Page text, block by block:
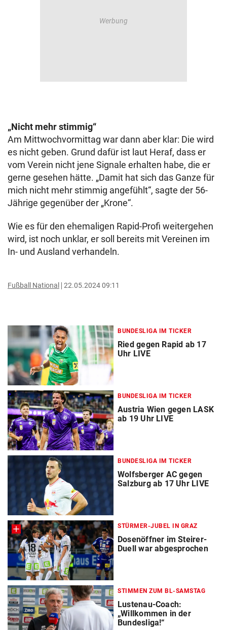
„Nicht mehr stimmig“
Am Mittwochvormittag war dann aber klar: Die wird
es nicht geben. Grund dafür ist laut Heraf, dass er
vom Verein nicht jene Signale erhalten habe, die er
gerne gesehen hätte. „Damit hat sich das Ganze für
mich nicht mehr stimmig angefühlt“, sagte der 56-
Jährige gegenüber der „Krone“.
Wie es für den ehemaligen Rapid-Profi weitergehen
wird, ist noch unklar, er soll bereits mit Vereinen im
In- und Ausland verhandeln.
Fußball National 22.05.2024 09:11
BUNDESLIGA IM TICKER
Ried gegen Rapid ab 17
Uhr LIVE
BUNDESLIGA IM TICKER
Austria Wien gegen LASK
ab 19 Uhr LIVE
BUNDESLIGA IM TICKER
Wolfsberger AC gegen
Salzburg ab 17 Uhr LIVE
STÜRMER-JUBEL IN GRAZ
Dosenöffner im Steirer-
Duell war abgesprochen
STIMMEN ZUM BL-SAMSTAG
Lustenau-Coach:
„Willkommen in der
Bundesliga!“